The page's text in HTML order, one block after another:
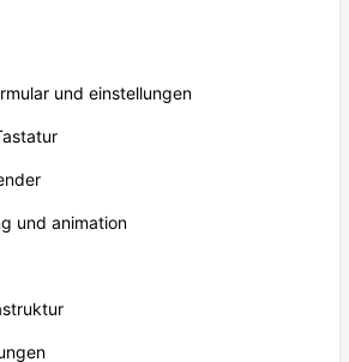
und einstellungen
und animation